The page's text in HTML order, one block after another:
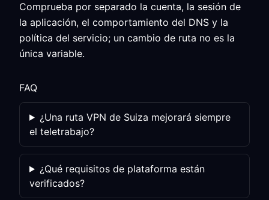
Comprueba por separado la cuenta, la sesión de
la aplicación, el comportamiento del DNS y la
política del servicio; un cambio de ruta no es la
única variable.
FAQ
¿Una ruta VPN de Suiza mejorará siempre
el teletrabajo?
¿Qué requisitos de plataforma están
verificados?